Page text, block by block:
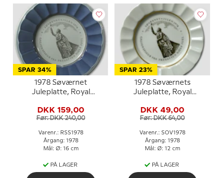
SPAR 34%
1978 Søværnet
Juleplatte, Royal
DKK 159,00
Før: DKK 240,00
Varenr.: RSS1978
Årgang: 1978
Mål: Ø: 16 cm
PÅ LAGER
SPAR 23%
1978 Søværnets
Juleplatte, Royal
DKK 49,00
Før: DKK 64,00
Varenr.: SOV1978
Årgang: 1978
Mål: Ø: 12 cm
PÅ LAGER